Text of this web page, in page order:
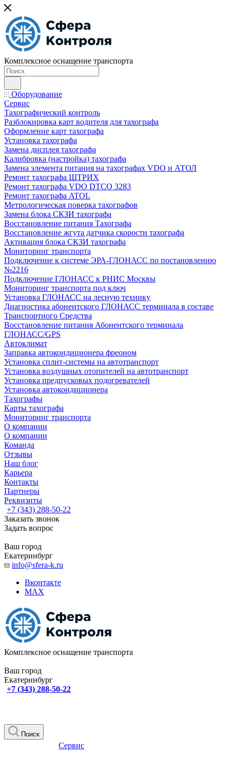
Комплексное оснащение транспорта
Оборудование
Сервис
Тахографический контроль
Разблокировка карт водителя для тахографа
Оформление карт тахографа
Установка тахографа
Замена дисплея тахографа
Калибровка (настройка) тахографа
Замена элемента питания на тахографах VDO и АТОЛ
Ремонт тахографа ШТРИХ
Ремонт тахографа VDO DTCO 3283
Ремонт тахографа ATOL
Метрологическая поверка тахографов
Замена блока СКЗИ тахографа
Восстановление питания Тахографа
Восстановление жгута датчика скорости тахографа
Активация блока СКЗИ тахографа
Мониторинг транспорта
Подключение к системе ЭРА-ГЛОНАСС по постановлению
№2216
Подключение ГЛОНАСС к РНИС Москвы
Мониторинг транспорта под ключ
Установка ГЛОНАСС на лесную технику
Диагностика абонентского ГЛОНАСС терминала в составе
Транспортного Средства
Восстановление питания Абонентского терминала
ГЛОНАСС/GPS
Автоклимат
Заправка автокондиционера фреоном
Установка сплит-системы на автотранспорт
Установка воздушных отопителей на автотранспорт
Установка предпусковых подогревателей
Установка автокондиционера
Тахографы
Карты тахографа
Мониторинг транспорта
О компании
О компании
Команда
Отзывы
Наш блог
Карьера
Контакты
Партнеры
Реквизиты
+7 (343) 288-50-22
Заказать звонок
Задать вопрос
Ваш город
Екатеринбург
info@sfera-k.ru
Вконтакте
MAX
Комплексное оснащение транспорта
Ваш город
Екатеринбург
+7 (343) 288-50-22
Поиск
Сервис